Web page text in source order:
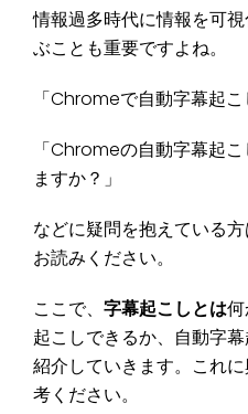
情報過多時代に情報を可
ぶことも重要ですよね。
「Chromeで自動字幕起
「Chromeの自動字幕起
ますか？」
などに疑問を抱えている
お読みください。
ここで、 字幕起こしとは
起こしできるか、自動字
紹介していきます。これ
考ください。